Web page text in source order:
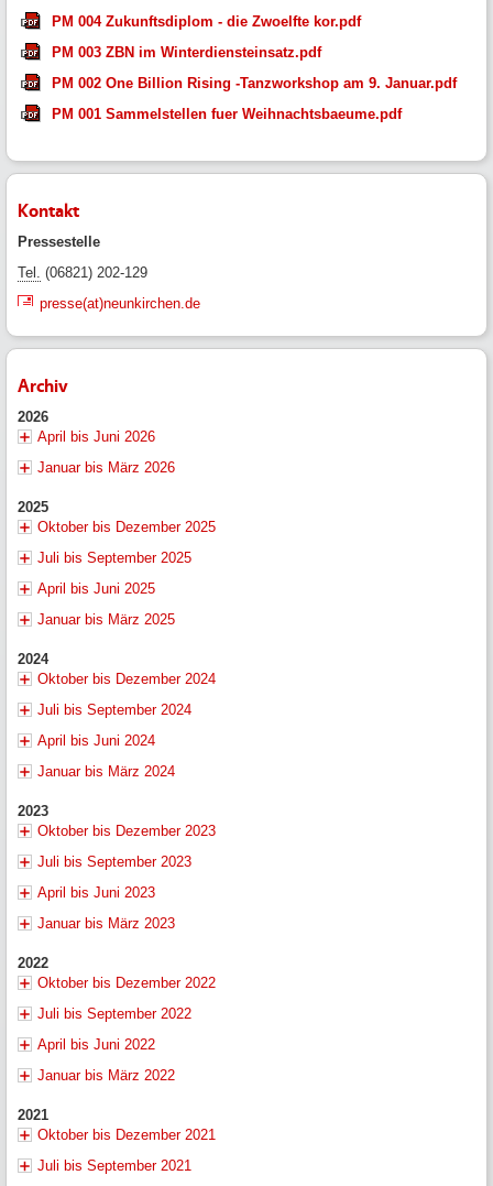
PM 004 Zukunftsdiplom - die Zwoelfte kor.pdf
PM 003 ZBN im Winterdiensteinsatz.pdf
PM 002 One Billion Rising -Tanzworkshop am 9. Januar.pdf
PM 001 Sammelstellen fuer Weihnachtsbaeume.pdf
Kontakt
Pressestelle
Tel. (06821) 202-129
presse(at)neunkirchen.de
Archiv
2026
April bis Juni 2026
Januar bis März 2026
2025
Oktober bis Dezember 2025
Juli bis September 2025
April bis Juni 2025
Januar bis März 2025
2024
Oktober bis Dezember 2024
Juli bis September 2024
April bis Juni 2024
Januar bis März 2024
2023
Oktober bis Dezember 2023
Juli bis September 2023
April bis Juni 2023
Januar bis März 2023
2022
Oktober bis Dezember 2022
Juli bis September 2022
April bis Juni 2022
Januar bis März 2022
2021
Oktober bis Dezember 2021
Juli bis September 2021